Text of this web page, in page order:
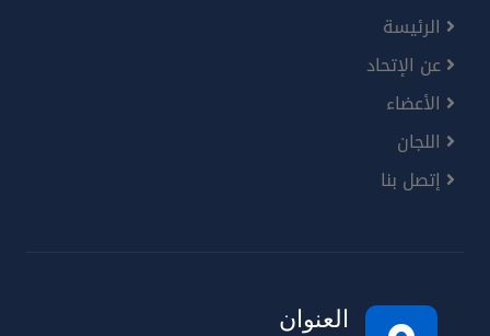
الرئيسة
عن الإتحاد
الأعضاء
اللجان
إتصل بنا
العنوان